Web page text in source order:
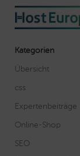
Kategorien
Übersicht
css
Expertenbeiträge
Online-Shop
SEO